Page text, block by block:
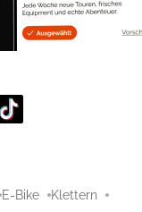
E-Bike Klettern